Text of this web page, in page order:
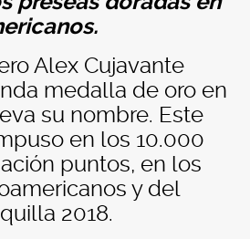
Alex Cujavante
medalla de oro en
su nombre. Este
en los 10.000
puntos, en los
y del
2018.